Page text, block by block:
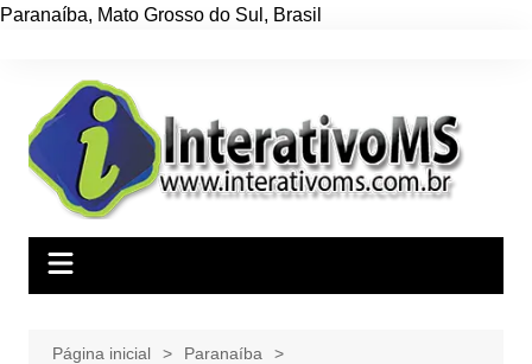
Paranaíba, Mato Grosso do Sul , Brasil
conteúdo
Página inicial
Paranaíba